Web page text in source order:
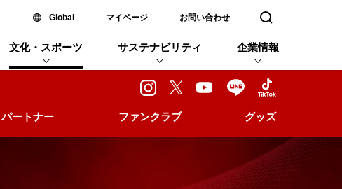
Global新しいウィンドウで開く
マイページ お問い合わせ 検索窓を開く
文化・スポーツ サステナビリティ 企業情報
パートナー ファンクラブ グッズ